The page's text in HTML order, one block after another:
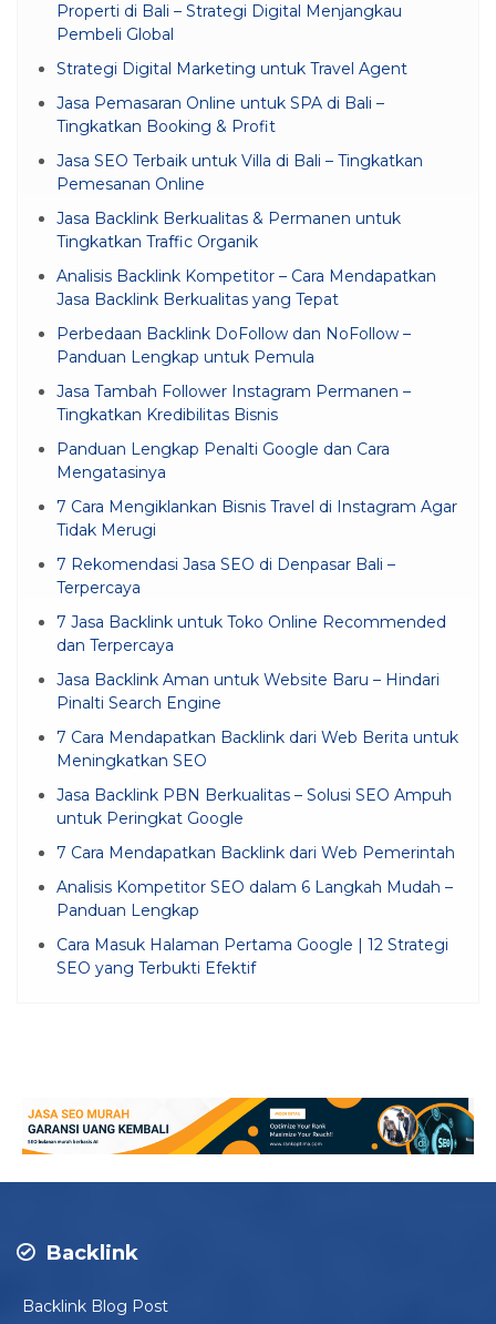
Properti di Bali – Strategi Digital Menjangkau
Pembeli Global
Strategi Digital Marketing untuk Travel Agent
Jasa Pemasaran Online untuk SPA di Bali –
Tingkatkan Booking & Profit
Jasa SEO Terbaik untuk Villa di Bali – Tingkatkan
Pemesanan Online
Jasa Backlink Berkualitas & Permanen untuk
Tingkatkan Traffic Organik
Analisis Backlink Kompetitor – Cara Mendapatkan
Jasa Backlink Berkualitas yang Tepat
Perbedaan Backlink DoFollow dan NoFollow –
Panduan Lengkap untuk Pemula
Jasa Tambah Follower Instagram Permanen –
Tingkatkan Kredibilitas Bisnis
Panduan Lengkap Penalti Google dan Cara
Mengatasinya
7 Cara Mengiklankan Bisnis Travel di Instagram Agar
Tidak Merugi
7 Rekomendasi Jasa SEO di Denpasar Bali –
Terpercaya
7 Jasa Backlink untuk Toko Online Recommended
dan Terpercaya
Jasa Backlink Aman untuk Website Baru – Hindari
Pinalti Search Engine
7 Cara Mendapatkan Backlink dari Web Berita untuk
Meningkatkan SEO
Jasa Backlink PBN Berkualitas – Solusi SEO Ampuh
untuk Peringkat Google
7 Cara Mendapatkan Backlink dari Web Pemerintah
Analisis Kompetitor SEO dalam 6 Langkah Mudah –
Panduan Lengkap
Cara Masuk Halaman Pertama Google | 12 Strategi
SEO yang Terbukti Efektif
Backlink
Backlink Blog Post